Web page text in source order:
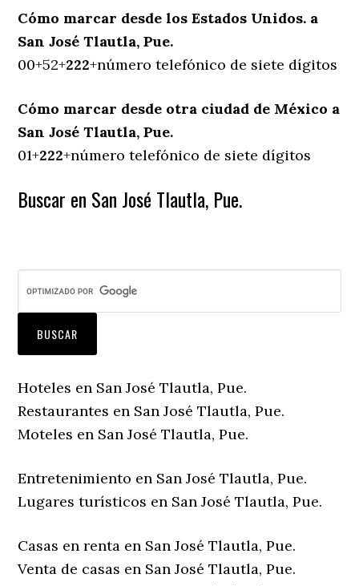
Cómo marcar desde los Estados Unidos. a
San José Tlautla, Pue.
00+52+222+número telefónico de siete dígitos
Cómo marcar desde otra ciudad de México a
San José Tlautla, Pue.
01+222+número telefónico de siete dígitos
Buscar en San José Tlautla, Pue.
Hoteles en San José Tlautla, Pue.
Restaurantes en San José Tlautla, Pue.
Moteles en San José Tlautla, Pue.
Entretenimiento en San José Tlautla, Pue.
Lugares turísticos en San José Tlautla, Pue.
Casas en renta en San José Tlautla, Pue.
Venta de casas en San José Tlautla, Pue.